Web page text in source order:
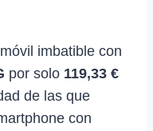
imbatible con
por solo 119,33 €
de las que
con